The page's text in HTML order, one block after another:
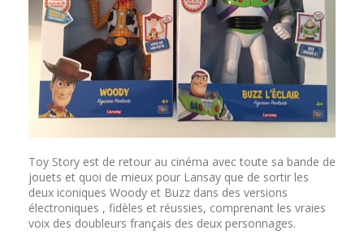
Toy Story est de retour au cinéma avec toute sa bande de
jouets et quoi de mieux pour Lansay que de sortir les
deux iconiques Woody et Buzz dans des versions
électroniques , fidèles et réussies, comprenant les vraies
voix des doubleurs français des deux personnages.